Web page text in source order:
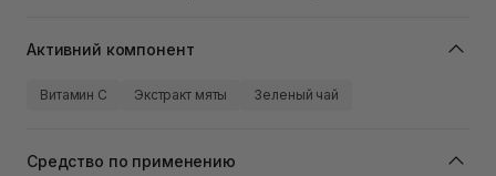
Активний компонент
Витамин C Экстракт мяты Зеленый чай
Средство по применению